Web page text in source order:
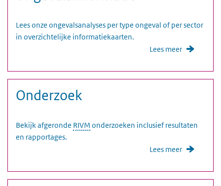
Lees onze ongevalsanalyses per type ongeval of per sector
in overzichtelijke informatiekaarten.
Lees meer
Onderzoek
Bekijk afgeronde RIVM onderzoeken inclusief resultaten
en rapportages.
Lees meer